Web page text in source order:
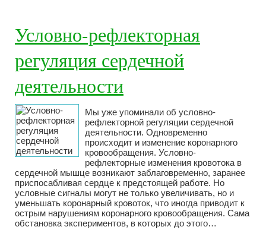
Условно-рефлекторная
регуляция сердечной
деятельности
Мы уже упоминали об условно-
рефлекторной регуляции сердечной
деятельности. Одновременно
происходит и изменение коронарного
кровообращения. Условно-
рефлекторные изменения кровотока в
сердечной мышце возникают заблаговременно, заранее
приспосабливая сердце к предстоящей работе. Но
условные сигналы могут не только увеличивать, но и
уменьшать коронарный кровоток, что иногда приводит к
острым нарушениям коронарного кровообращения. Сама
обстановка экспериментов, в которых до этого…